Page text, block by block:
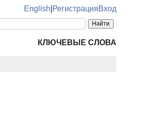
English РегистрацияВход
КЛЮЧЕВЫЕ СЛОВА